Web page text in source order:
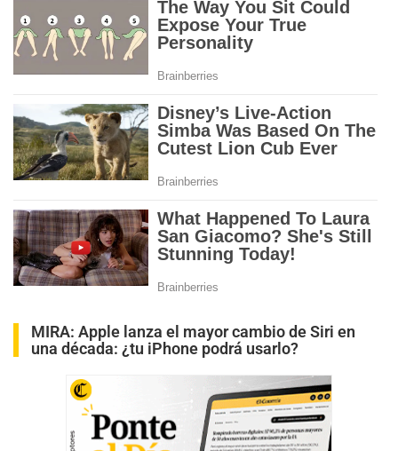
MIRA: Apple lanza el mayor cambio de Siri en
una década: ¿tu iPhone podrá usarlo?